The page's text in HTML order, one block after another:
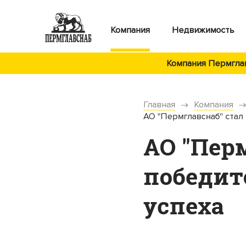
Компания Недвижимость
Компания
Главная Компания
АО "Пермглавснаб" стал
АО
успеха